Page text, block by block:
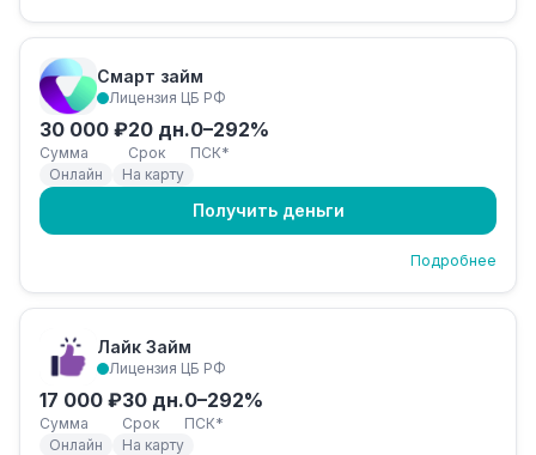
Смарт займ
Лицензия ЦБ РФ
30 000 ₽
Сумма
20 дн.
Срок
0–292%
ПСК*
Онлайн
На карту
Получить деньги
Подробнее
Лайк Займ
Лицензия ЦБ РФ
17 000 ₽
Сумма
30 дн.
Срок
0–292%
ПСК*
Онлайн
На карту